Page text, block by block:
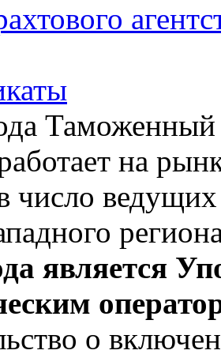
Таможенный
на
число
является
о